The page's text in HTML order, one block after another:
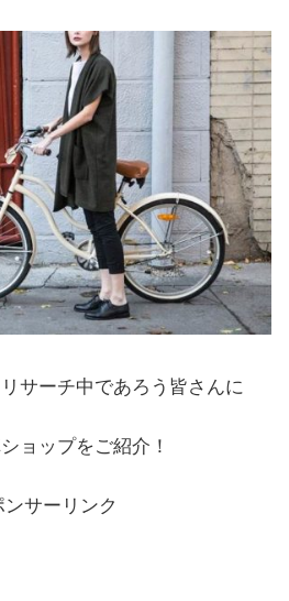
サーチ中であろう皆さんに
ョップをご紹介！
ンサーリンク